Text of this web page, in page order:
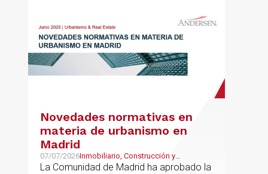
Novedades normativas en
materia de urbanismo en
Madrid
07/07/2026Inmobiliario, Construcción y
Urbanismo
La Comunidad de Madrid ha aprobado la